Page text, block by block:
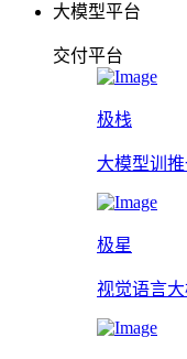
大模型平台
交付平台
极栈
大模型训
极星
视觉语言